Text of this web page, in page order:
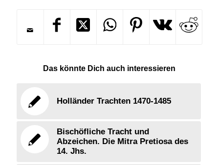
Das könnte Dich auch interessieren
Holländer Trachten 1470-1485
Bischöfliche Tracht und
Abzeichen. Die Mitra Pretiosa des
14. Jhs.